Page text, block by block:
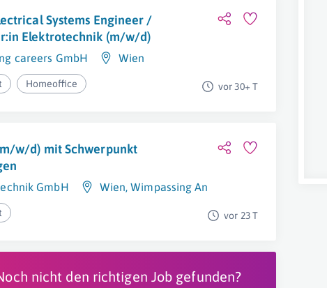
Systems Engineer /
Elektrotechnik (m/w/d)
careers GmbH Wien
Homeoffice vor 30+ T
w/d) mit Schwerpunkt
GmbH Wien,Wimpassing An Der Leitha
vor 23 T
nicht den richtigen Job gefunden?